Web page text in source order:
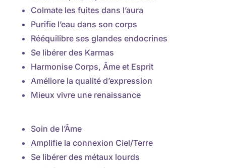
Colmate les fuites dans l’aura
Purifie l’eau dans son corps
Rééquilibre ses glandes endocrines
Se libérer des Karmas
Harmonise Corps, Âme et Esprit
Améliore la qualité d’expression​
Mieux vivre une renaissance
Soin de l’Âme
Amplifie la connexion Ciel/Terre
Se libérer des métaux lourds